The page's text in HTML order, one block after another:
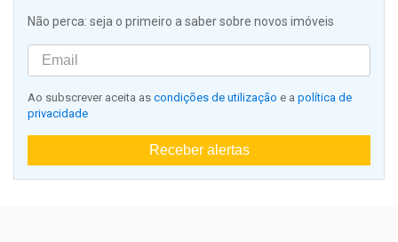
Não perca: seja o primeiro a saber sobre novos imóveis
Ao subscrever aceita as condições de utilização e a política de
privacidade
Receber alertas